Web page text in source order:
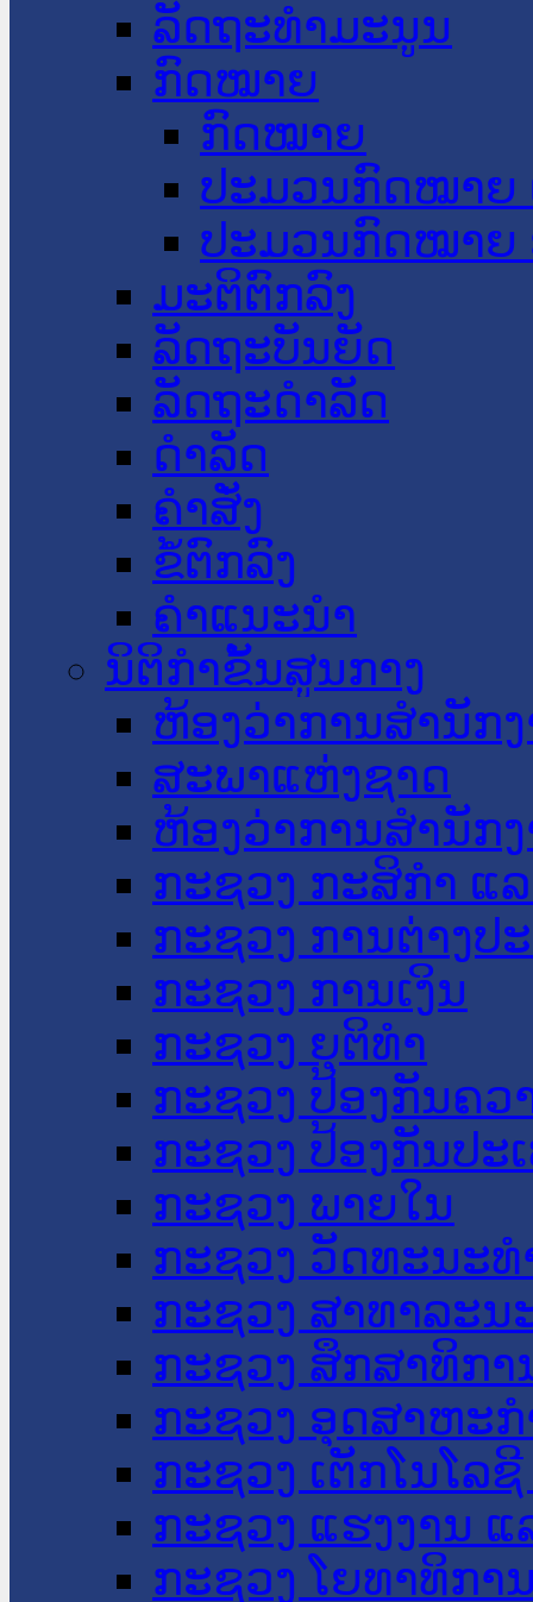
ລັດຖະທໍາມະນູນ
ກົດໝາຍ
ກົດໝາຍ
ປະມວນກົດໝາຍ
ປະມວນກົດໝາຍ
ມະຕິຕົກລົງ
ລັດຖະບັນຍັດ
ລັດຖະດໍາລັດ
ດໍາລັດ
ຄໍາສັ່ງ
ຂໍ້ຕົກລົງ
ຄໍາແນະນໍາ
ນິຕິກໍາຂັ້ນສູນກາງ
ຫ້ອງວ່າການສໍານັກ
ສະພາແຫ່ງຊາດ
ຫ້ອງວ່າການສຳນັກ
ກະຊວງ ກະສິກຳ ແ
ກະຊວງ ການຕ່າງປ
ກະຊວງ ການເງິນ
ກະຊວງ ຍຸຕິທໍາ
ກະຊວງ ປ້ອງກັນຄວ
ກະຊວງ ປ້ອງກັນປະ
ກະຊວງ ພາຍໃນ
ກະຊວງ ວັດທະນະ
ກະຊວງ ສາທາລະນ
ກະຊວງ ສຶກສາທິກາ
ກະຊວງ ອຸດສາຫະ
ກະຊວງ ເຕັກໂນໂລ
ກະຊວງ ແຮງງານ
ກະຊວງ ໂຍທາທິກາ